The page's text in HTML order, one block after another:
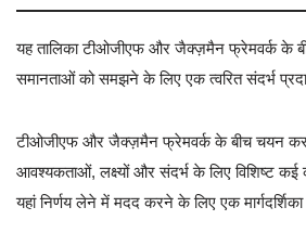
यह तालिका टीओजीएफ और जैक्ज़मैन फ्रेमवर्क के
समानताओं को समझने के लिए एक त्वरित संदर्भ
टीओजीएफ और जैक्ज़मैन फ्रेमवर्क के बीच चयन
आवश्यकताओं, लक्ष्यों और संदर्भ के लिए विशिष्ट कई
यहां निर्णय लेने में मदद करने के लिए एक मार्गदर्शिका